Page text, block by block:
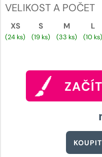
VELIKOST A POČET
XS
(24 ks)
S
(19 ks)
M
(33 ks)
L
(10 ks)